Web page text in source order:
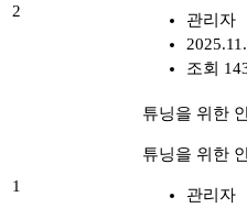
2
관리자
조회
1
튜닝을 위한
튜닝을 위한
관리자